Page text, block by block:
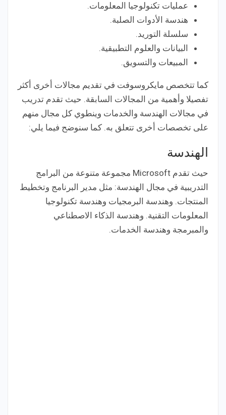
عمليات تكنولوجيا المعلومات.
هندسة الأدوات الصلبة.
سلسلة التوريد.
البيانات والعلوم التطبيقية.
المبيعات والتسويق.
كما تتخصص مايكروسوفت في تقديم مجالات أخرى أكثر
تفصيلا وأهمية من المجالات السابقة. حيث تقدم تدريب
في مجالات الهندسة والخدمات وينطوي كل مجال منهم
على تخصصات أخرى تتعلق به. كما سنوضح فيما يلي:
الهندسة
حيث تقدم Microsoft مجموعة متنوعة من البرامج
التدريبية في مجال الهندسة: مثل مدير البرنامج وتخطيط
المنتجات. وهندسة البرمجيات وهندسة تكنولوجيا
المعلومات التقنية. وهندسة الذكاء الاصطناعي
والمبرمجة وهندسة الخدمات.